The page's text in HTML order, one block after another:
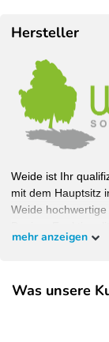
Hersteller
Weide ist Ihr
mit dem Hauptsitz
Weide
Wohlfühlambiente
EU-
mehr anzeigen
Was unsere